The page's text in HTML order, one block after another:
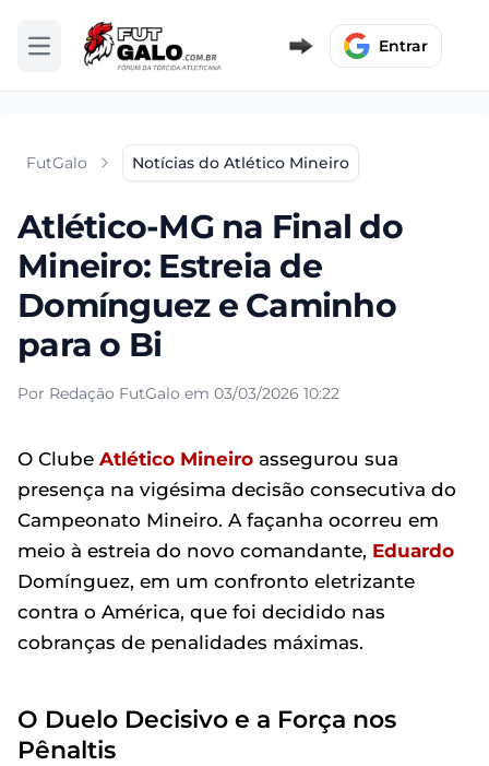
Abrir menu Entrar
FutGalo Notícias do Atlético Mineiro
Atlético-MG na Final do
Mineiro: Estreia de
Domínguez e Caminho
para o Bi
Por Redação FutGalo em 03/03/2026 10:22
O Clube Atlético Mineiro assegurou sua
presença na vigésima decisão consecutiva do
Campeonato Mineiro. A façanha ocorreu em
meio à estreia do novo comandante, Eduardo
Domínguez, em um confronto eletrizante
contra o América, que foi decidido nas
cobranças de penalidades máximas.
O Duelo Decisivo e a Força nos
Pênaltis